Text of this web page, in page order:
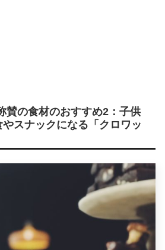
賛の食材のおすすめ2：子供
スナックになる「クロワッ